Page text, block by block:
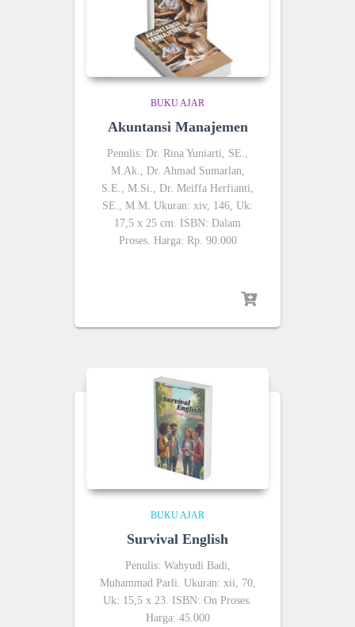
BUKU AJAR
Akuntansi Manajemen
Penulis: Dr. Rina Yuniarti, SE.,
M.Ak., Dr. Ahmad Sumarlan,
S.E., M.Si., Dr. Meiffa Herfianti,
SE., M.M. Ukuran: xiv, 146, Uk:
17,5 x 25 cm. ISBN: Dalam
Proses. Harga: Rp. 90.000
BUKU AJAR
Survival English
Penulis: Wahyudi Badi,
Muhammad Parli. Ukuran: xii, 70,
Uk: 15,5 x 23. ISBN: On Proses.
Harga: 45.000